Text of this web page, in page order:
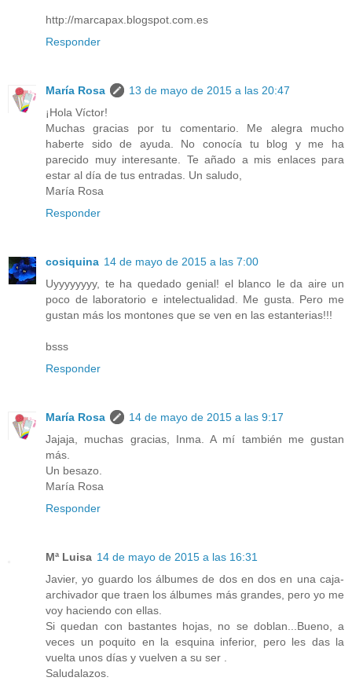
http://marcapax.blogspot.com.es
Responder
María Rosa
13 de mayo de 2015 a las 20:47
¡Hola Víctor!
Muchas gracias por tu comentario. Me alegra mucho
haberte sido de ayuda. No conocía tu blog y me ha
parecido muy interesante. Te añado a mis enlaces para
estar al día de tus entradas. Un saludo,
María Rosa
Responder
cosiquina 14 de mayo de 2015 a las 7:00
Uyyyyyyyy, te ha quedado genial! el blanco le da aire un
poco de laboratorio e intelectualidad. Me gusta. Pero me
gustan más los montones que se ven en las estanterias!!!
bsss
Responder
María Rosa
14 de mayo de 2015 a las 9:17
Jajaja, muchas gracias, Inma. A mí también me gustan
más.
Un besazo.
María Rosa
Responder
Mª Luisa 14 de mayo de 2015 a las 16:31
Javier, yo guardo los álbumes de dos en dos en una caja-
archivador que traen los álbumes más grandes, pero yo me
voy haciendo con ellas.
Si quedan con bastantes hojas, no se doblan...Bueno, a
veces un poquito en la esquina inferior, pero les das la
vuelta unos días y vuelven a su ser .
Saludalazos.